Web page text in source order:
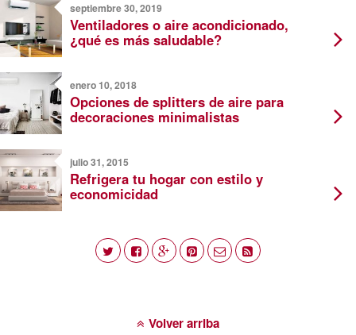
septiembre 30, 2019
Ventiladores o aire acondicionado,
¿qué es más saludable?
enero 10, 2018
Opciones de splitters de aire para
decoraciones minimalistas
julio 31, 2015
Refrigera tu hogar con estilo y
economicidad
Volver arriba